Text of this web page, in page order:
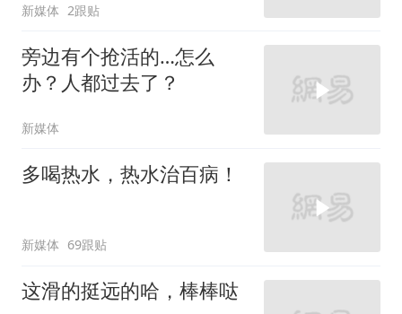
新媒体 2跟贴
旁边有个抢活的…怎么
办？人都过去了？
新媒体
多喝热水，热水治百病！
新媒体 69跟贴
这滑的挺远的哈，棒棒哒